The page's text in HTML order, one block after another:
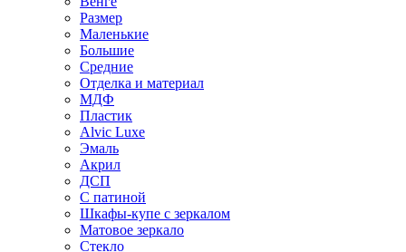
Размер
Маленькие
Большие
Средние
Отделка и материал
МДФ
Пластик
Alvic Luxe
Эмаль
Акрил
ДСП
С патиной
Шкафы-купе с зеркалом
Матовое зеркало
Стекло